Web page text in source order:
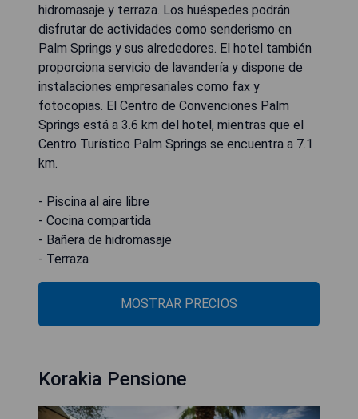
hidromasaje y terraza. Los huéspedes podrán
disfrutar de actividades como senderismo en
Palm Springs y sus alrededores. El hotel también
proporciona servicio de lavandería y dispone de
instalaciones empresariales como fax y
fotocopias. El Centro de Convenciones Palm
Springs está a 3.6 km del hotel, mientras que el
Centro Turístico Palm Springs se encuentra a 7.1
km.
- Piscina al aire libre
- Cocina compartida
- Bañera de hidromasaje
- Terraza
MOSTRAR PRECIOS
Korakia Pensione